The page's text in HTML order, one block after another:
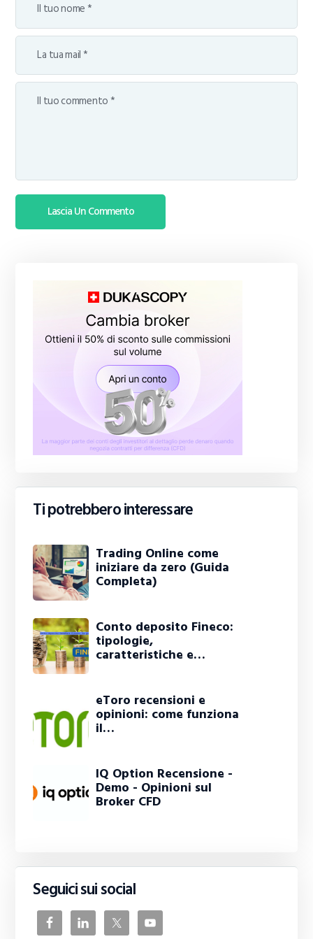
Ti potrebbero interessare
Trading Online come
iniziare da zero (Guida
Completa)
Conto deposito Fineco:
tipologie,
caratteristiche e…
eToro recensioni e
opinioni: come funziona
il…
IQ Option Recensione -
Demo - Opinioni sul
Broker CFD
Seguici sui social